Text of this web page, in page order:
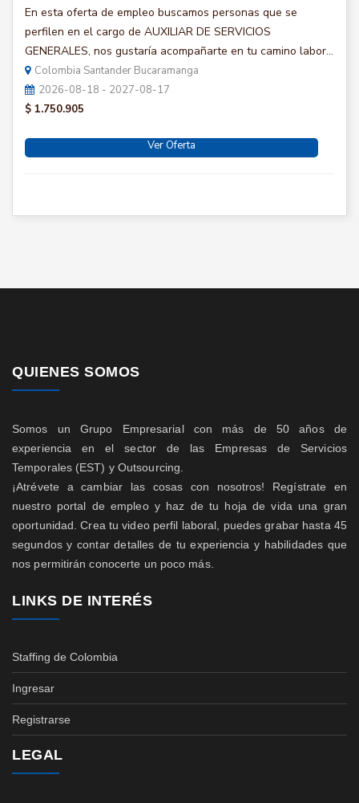
En esta oferta de empleo buscamos personas que se
perfilen en el cargo de AUXILIAR DE SERVICIOS
GENERALES, nos gustaría acompañarte en tu camino labor...
Colombia Santander Bucaramanga
2026-08-18 - 2027-08-17
$ 1.750.905
Ver Oferta
QUIENES SOMOS
Somos un Grupo Empresarial con más de 50 años de
experiencia en el sector de las Empresas de Servicios
Temporales (EST) y Outsourcing.
¡Atrévete a cambiar las cosas con nosotros! Regístrate en
nuestro portal de empleo y haz de tu hoja de vida una gran
oportunidad. Crea tu video perfil laboral, puedes grabar hasta 45
segundos y contar detalles de tu experiencia y habilidades que
nos permitirán conocerte un poco más.
LINKS DE INTERÉS
Staffing de Colombia
Ingresar
Registrarse
LEGAL